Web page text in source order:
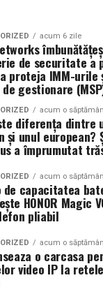
18:30
din
Paul Decuși
Sergiu
pe14
de la 18:30,
de regizorulPaul
Vlad si Oana
City
o proiecție
februarie, de la
Paul Decuși
și Oana
acum 6 zile
de securitate a
proteja IMM-
gestionare
acum o
diferența dintre
și unul european?
a împrumutat
acum o
de capacitatea
HONOR Magic
pliabil
acum o
o carcasa
video IP la